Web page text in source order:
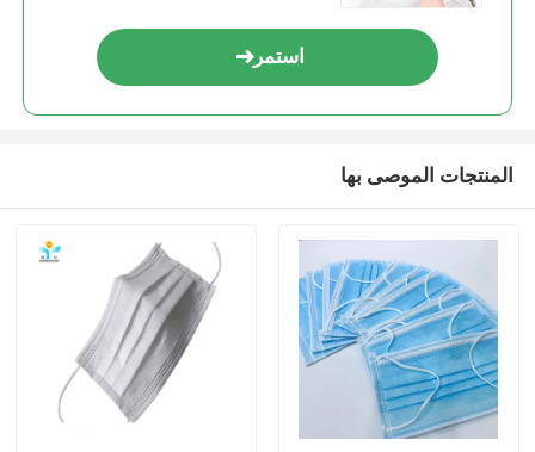
استمر
المنتجات الموصى بها